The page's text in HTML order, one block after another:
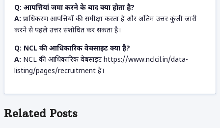
Q: आपत्तियां जमा करने के बाद क्या होता है?
A: प्राधिकरण आपत्तियों की समीक्षा करता है और अंतिम उत्तर कुंजी जारी
करने से पहले उत्तर संशोधित कर सकता है।
Q: NCL की आधिकारिक वेबसाइट क्या है?
A: NCL की आधिकारिक वेबसाइट https://www.nclcil.in/data-
listing/pages/recruitment है।
Related Posts